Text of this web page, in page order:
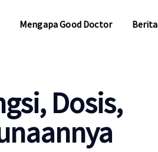
Mengapa Good Doctor Berita
Dosis,